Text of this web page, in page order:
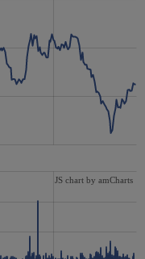
JS chart by amCharts